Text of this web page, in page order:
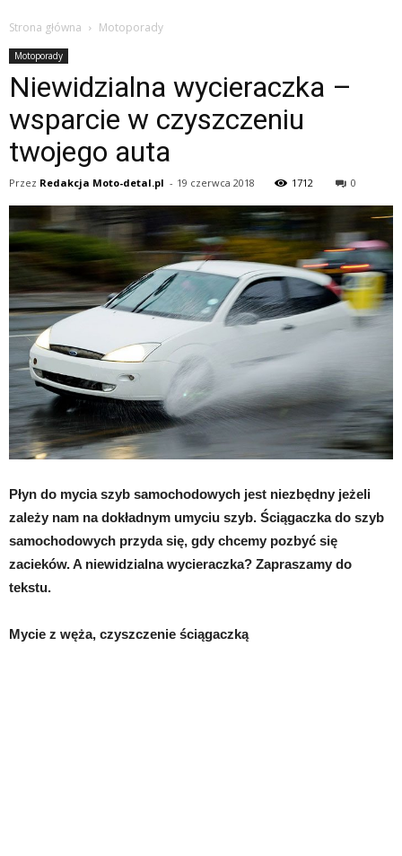
Strona główna Motoporady
Motoporady
Niewidzialna wycieraczka –
wsparcie w czyszczeniu
twojego auta
Przez Redakcja Moto-detal.pl - 19 czerwca 2018 1712 0
Płyn do mycia szyb samochodowych jest niezbędny jeżeli
zależy nam na dokładnym umyciu szyb. Ściągaczka do szyb
samochodowych przyda się, gdy chcemy pozbyć się
zacieków. A niewidzialna wycieraczka? Zapraszamy do
tekstu.
Mycie z węża, czyszczenie ściągaczką